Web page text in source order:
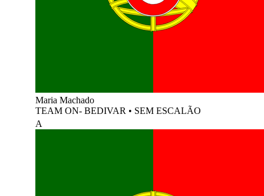
Maria Machado
TEAM ON- BEDIVAR • SEM ESCALÃO
A